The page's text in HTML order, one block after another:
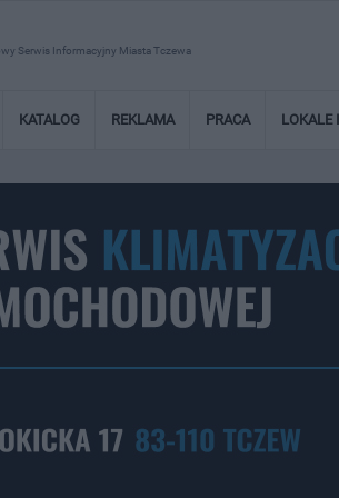
Serwis Informacyjny Miasta Tczewa
KATALOG REKLAMA PRACA LOKALE